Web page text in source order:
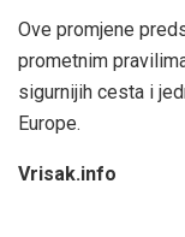
Ove promjene
prometnim
sigurnijih cesta i
Europe.
Vrisak.info